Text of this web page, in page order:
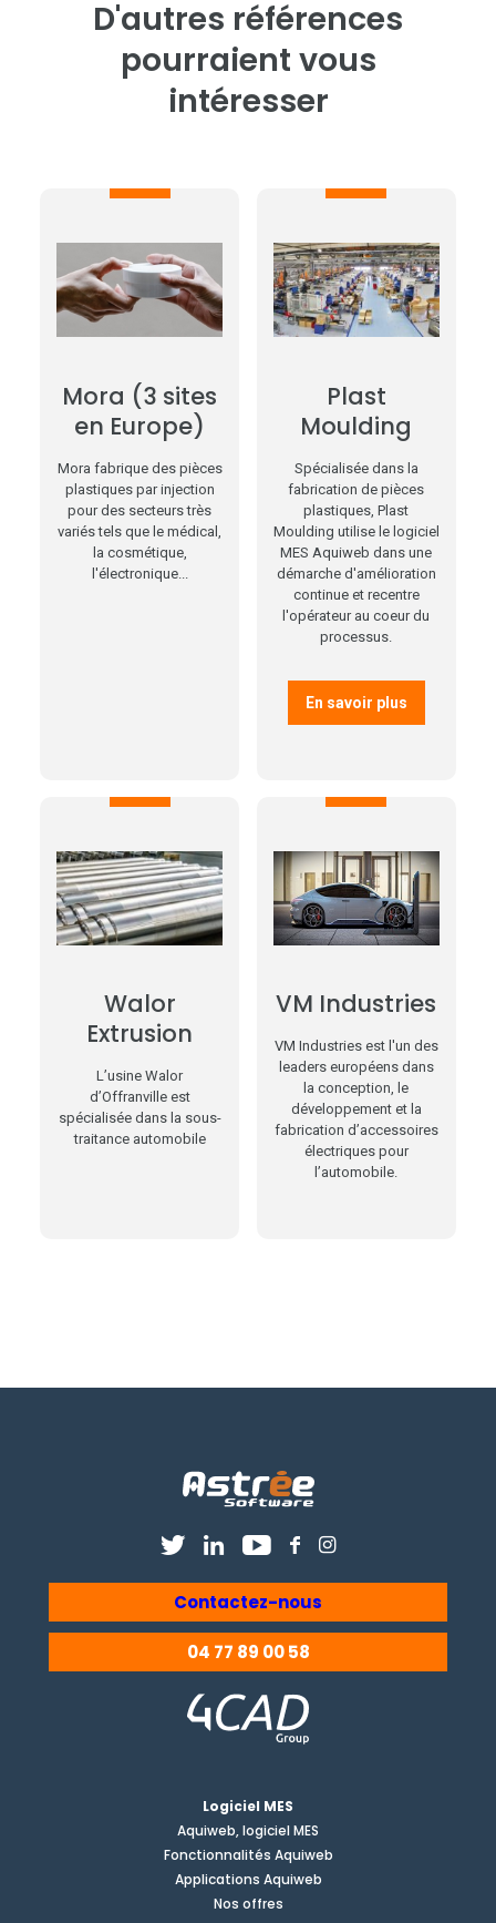
D'autres références
pourraient vous
intéresser
Mora (3 sites
en Europe)
Mora fabrique des pièces
plastiques par injection
pour des secteurs très
variés tels que le médical,
la cosmétique,
l'électronique...
Plast
Moulding
Spécialisée dans la
fabrication de pièces
plastiques, Plast
Moulding utilise le logiciel
MES Aquiweb dans une
démarche d'amélioration
continue et recentre
l'opérateur au coeur du
processus.
En savoir plus
Walor
Extrusion
L’usine Walor
d’Offranville est
spécialisée dans la sous-
traitance automobile
VM Industries
VM Industries est l'un des
leaders européens dans
la conception, le
développement et la
fabrication d’accessoires
électriques pour
l’automobile.
Contactez-nous
04 77 89 00 58
Logiciel MES
Aquiweb, logiciel MES
Fonctionnalités Aquiweb
Applications Aquiweb
Nos offres